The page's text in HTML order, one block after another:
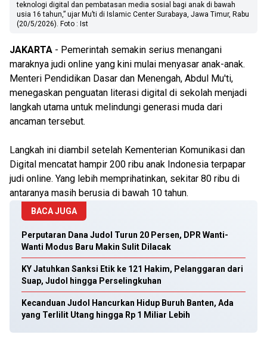
teknologi digital dan pembatasan media sosial bagi anak di bawah
usia 16 tahun,” ujar Mu’ti di Islamic Center Surabaya, Jawa Timur, Rabu
(20/5/2026). Foto : Ist
JAKARTA - Pemerintah semakin serius menangani
maraknya judi online yang kini mulai menyasar anak-anak.
Menteri Pendidikan Dasar dan Menengah, Abdul Mu'ti,
menegaskan penguatan literasi digital di sekolah menjadi
langkah utama untuk melindungi generasi muda dari
ancaman tersebut.
Langkah ini diambil setelah Kementerian Komunikasi dan
Digital mencatat hampir 200 ribu anak Indonesia terpapar
judi online. Yang lebih memprihatinkan, sekitar 80 ribu di
antaranya masih berusia di bawah 10 tahun.
BACA JUGA
Perputaran Dana Judol Turun 20 Persen, DPR Wanti-
Wanti Modus Baru Makin Sulit Dilacak
KY Jatuhkan Sanksi Etik ke 121 Hakim, Pelanggaran dari
Suap, Judol hingga Perselingkuhan
Kecanduan Judol Hancurkan Hidup Buruh Banten, Ada
yang Terlilit Utang hingga Rp 1 Miliar Lebih